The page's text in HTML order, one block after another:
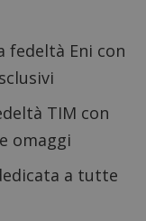
fedeltà Eni con
TIM con
omaggi
a tutte